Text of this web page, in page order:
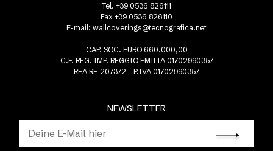
NEWSLETTER
Tel. +39 0536 826111
Fax +39 0536 826110
E-mail: wallcoverings@tecnografica.net
CAP. SOC. EURO 660.000,00
C.F. REG. IMP. REGGIO EMILIA 01702990357
REA RE-207372 - P.IVA 01702990357